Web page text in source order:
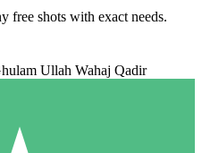
free shots with exact needs.
Ullah Wahaj Qadir